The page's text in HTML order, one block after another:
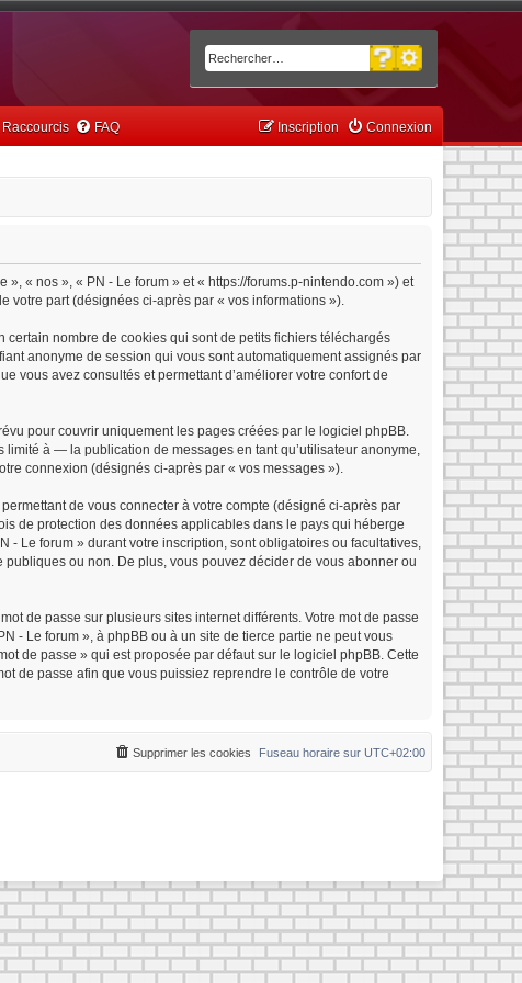
Rechercher
Recherche avancée
Raccourcis FAQ Connexion
Inscription
« nos », « PN - Le forum » et « https://forums.p-nintendo.com ») et
votre part (désignées ci-après par « vos informations »).
nombre de cookies qui sont de petits fichiers téléchargés
anonyme de session qui vous sont automatiquement assignés par
vous avez consultés et permettant d’améliorer votre confort de
pour couvrir uniquement les pages créées par le logiciel phpBB.
à — la publication de messages en tant qu’utilisateur anonyme,
connexion (désignés ci-après par « vos messages »).
de vous connecter à votre compte (désigné ci-après par
de protection des données applicables dans le pays qui héberge
- Le forum » durant votre inscription, sont obligatoires ou facultatives,
ou non. De plus, vous pouvez décider de vous abonner ou
de passe sur plusieurs sites internet différents. Votre mot de passe
- Le forum », à phpBB ou à un site de tierce partie ne peut vous
de passe » qui est proposée par défaut sur le logiciel phpBB. Cette
de passe afin que vous puissiez reprendre le contrôle de votre
Fuseau horaire sur UTC+02:00
Supprimer les cookies